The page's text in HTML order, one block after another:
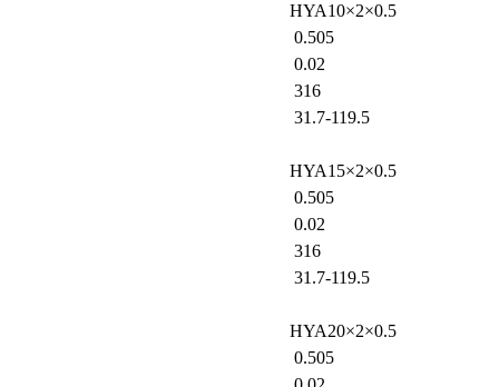
HYA10×2×0.5
0.505
0.02
316
31.7-119.5
HYA15×2×0.5
0.505
0.02
316
31.7-119.5
HYA20×2×0.5
0.505